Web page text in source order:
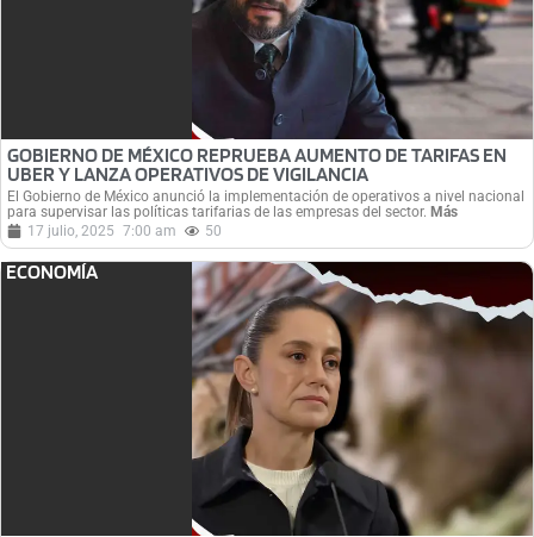
GOBIERNO DE MÉXICO REPRUEBA AUMENTO DE TARIFAS EN
UBER Y LANZA OPERATIVOS DE VIGILANCIA
El Gobierno de México anunció la implementación de operativos a nivel nacional
para supervisar las políticas tarifarias de las empresas del sector. Más
17 julio, 2025 7:00 am 50
ECONOMÍA